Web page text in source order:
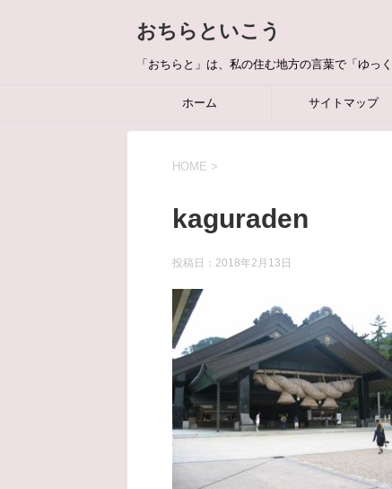
おちらといこう
「おちらと」は、私の住む地方の言葉で「ゆっ
ホーム サイトマップ
HOME >
kaguraden
投稿日： 2018年2月13日